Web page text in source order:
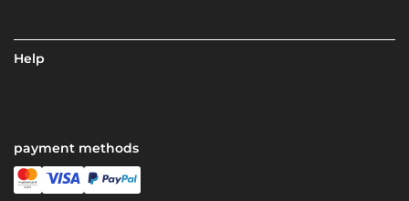
Help
payment methods